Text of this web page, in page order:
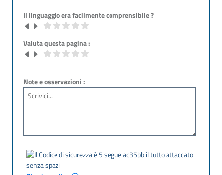
Il linguaggio era facilmente comprensibile ?
Valuta questa pagina :
Note e osservazioni :